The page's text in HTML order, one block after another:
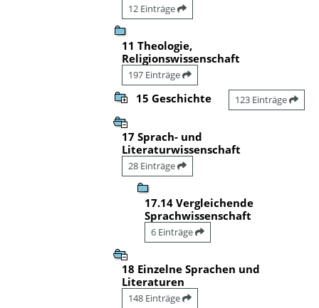
12 Einträge
11 Theologie,
Religionswissenschaft
197 Einträge
15 Geschichte 123 Einträge
17 Sprach- und
Literaturwissenschaft
28 Einträge
17.14 Vergleichende
Sprachwissenschaft
6 Einträge
18 Einzelne Sprachen und
Literaturen
148 Einträge